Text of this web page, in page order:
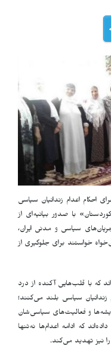
احکام اعدام زندانیان سیاسی
با صدور بیانیه‌ای از
سیاسی و مدنی ایران،
خواستند برای جلوگیری از
که با قلب‌هایی آکنده از درد
سیاسی بلند می‌کنند؛
و فعالیت‌های سیاسی‌شان
که ادامه اعدام‌ها نه‌تنها
را نیز تهدید می‌کند.